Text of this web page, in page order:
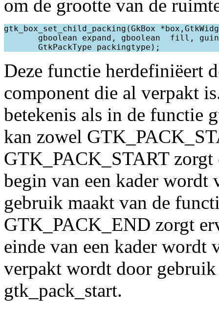
om de grootte van de
gtk_box_set_child_packing(GkBox
gboolean expand, gboolean  fill,
Deze functie herdefiniëert
component die al verpakt
betekenis als in de functie
kan zowel
GTK_PACK_START zorgt
begin van een kader wordt
gebruik maakt van de
GTK_PACK_END zorgt
einde van een kader wordt
verpakt wordt door
gtk_pack_start.